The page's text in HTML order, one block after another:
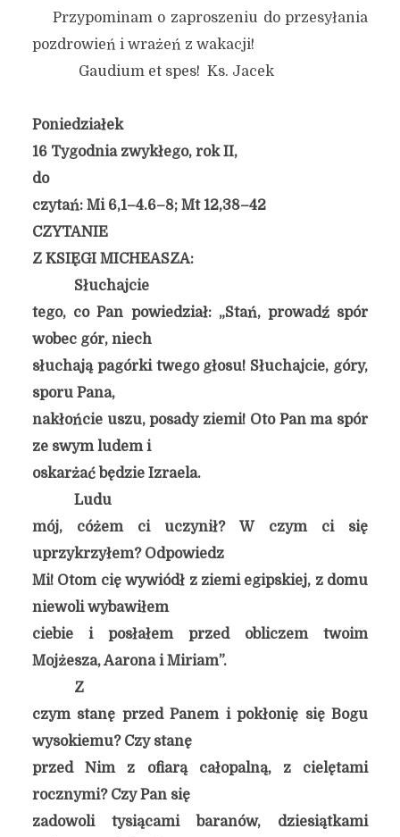
Przypominam o zaproszeniu do przesyłania
pozdrowień i wrażeń z wakacji!
Gaudium et spes! Ks. Jacek
Poniedziałek
16 Tygodnia zwykłego, rok II,
do
czytań: Mi 6,1–4.6–8; Mt 12,38–42
CZYTANIE
Z KSIĘGI MICHEASZA:
Słuchajcie
tego, co Pan powiedział: „Stań, prowadź spór
wobec gór, niech
słuchają pagórki twego głosu! Słuchajcie, góry,
sporu Pana,
nakłońcie uszu, posady ziemi! Oto Pan ma spór
ze swym ludem i
oskarżać będzie Izraela.
Ludu
mój, cóżem ci uczynił? W czym ci się
uprzykrzyłem? Odpowiedz
Mi! Otom cię wywiódł z ziemi egipskiej, z domu
niewoli wybawiłem
ciebie i posłałem przed obliczem twoim
Mojżesza, Aarona i Miriam”.
Z
czym stanę przed Panem i pokłonię się Bogu
wysokiemu? Czy stanę
przed Nim z ofiarą całopalną, z cielętami
rocznymi? Czy Pan się
zadowoli tysiącami baranów, dziesiątkami